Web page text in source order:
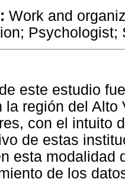
Work and
Psychologist;
este estudio
la región del
con el intuito
de estas
esta modalidad
de los